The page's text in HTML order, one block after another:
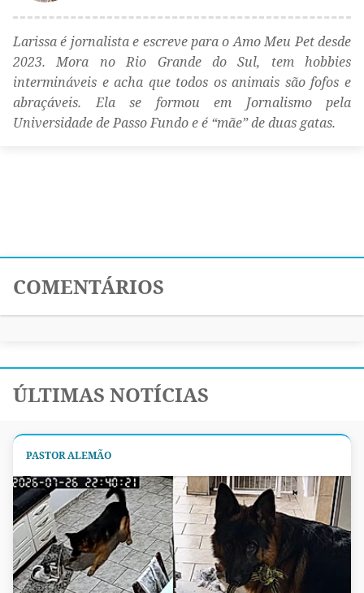
Larissa é jornalista e escreve para o Amo Meu Pet desde
2023. Mora no Rio Grande do Sul, tem hobbies
intermináveis e acha que todos os animais são fofos e
abraçáveis. Ela se formou em Jornalismo pela
Universidade de Passo Fundo e é “mãe” de duas gatas.
COMENTÁRIOS
ÚLTIMAS NOTÍCIAS
PASTOR ALEMÃO